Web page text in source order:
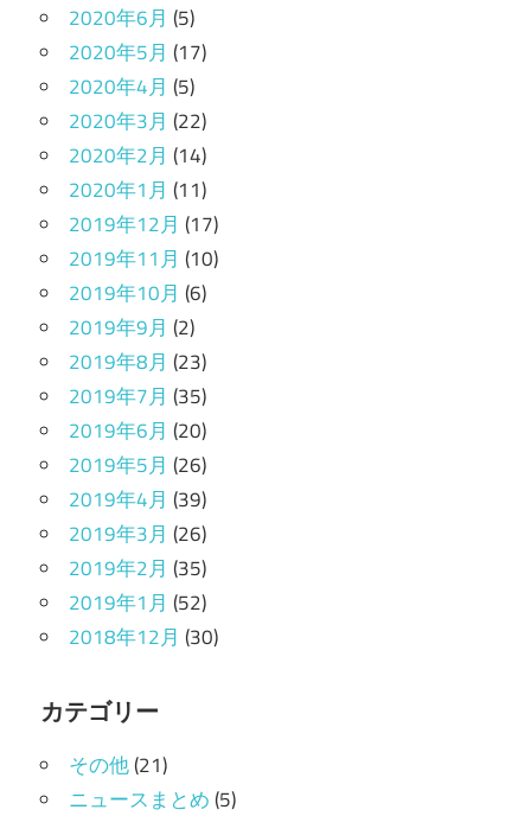
2020年6月 (5)
2020年5月 (17)
2020年4月 (5)
2020年3月 (22)
2020年2月 (14)
2020年1月 (11)
2019年12月 (17)
2019年11月 (10)
2019年10月 (6)
2019年9月 (2)
2019年8月 (23)
2019年7月 (35)
2019年6月 (20)
2019年5月 (26)
2019年4月 (39)
2019年3月 (26)
2019年2月 (35)
2019年1月 (52)
2018年12月 (30)
カテゴリー
その他(21)
ニュースまとめ(5)